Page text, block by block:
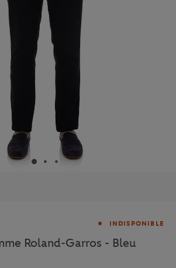
INDISPONIBLE
Roland-Garros - Bleu